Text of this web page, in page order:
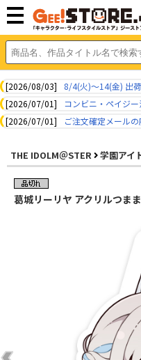
[2026/08/03]
8/4(火)～14(金) 出
[2026/07/01]
コンビニ・ペイジ
[2026/07/01]
ご注文確定メール
THE IDOLM＠STER 学園アイ
葛城リーリヤ アクリルつま